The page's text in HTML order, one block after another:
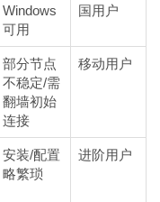
Windows
可用
国用户
部分节点
不稳定/需
翻墙初始
连接
移动用户
安装/配置
略繁琐
进阶用户